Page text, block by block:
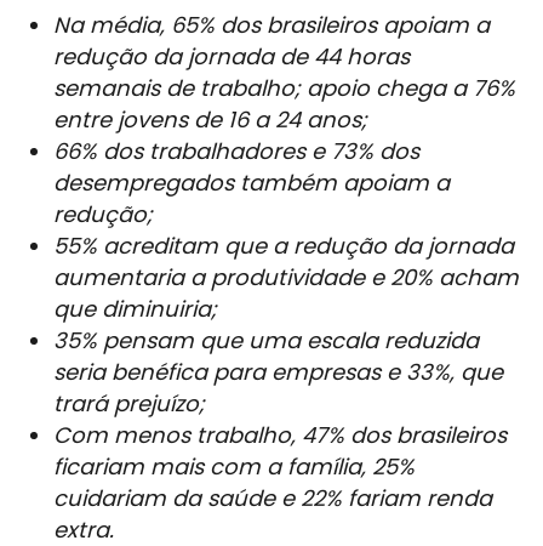
Na média, 65% dos brasileiros apoiam a
redução da jornada de 44 horas
semanais de trabalho; apoio chega a 76%
entre jovens de 16 a 24 anos;
66% dos trabalhadores e 73% dos
desempregados também apoiam a
redução;
55% acreditam que a redução da jornada
aumentaria a produtividade e 20% acham
que diminuiria;
35% pensam que uma escala reduzida
seria benéfica para empresas e 33%, que
trará prejuízo;
Com menos trabalho, 47% dos brasileiros
ficariam mais com a família, 25%
cuidariam da saúde e 22% fariam renda
extra.